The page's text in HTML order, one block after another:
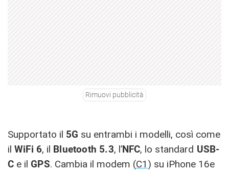
Rimuovi pubblicità
Supportato il 5G su entrambi i modelli, così come
il WiFi 6, il Bluetooth 5.3, l’NFC, lo standard USB-
C e ilGPS. Cambia il modem (C1 ) su iPhone 16e